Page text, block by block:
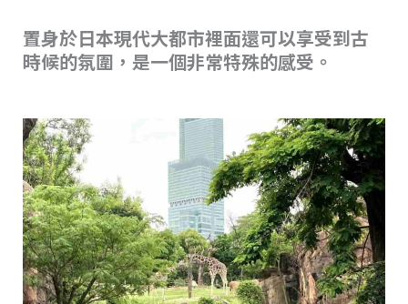
置身於日本現代大都市裡面還可以享受到古
時候的氛圍，是一個非常特殊的感受。